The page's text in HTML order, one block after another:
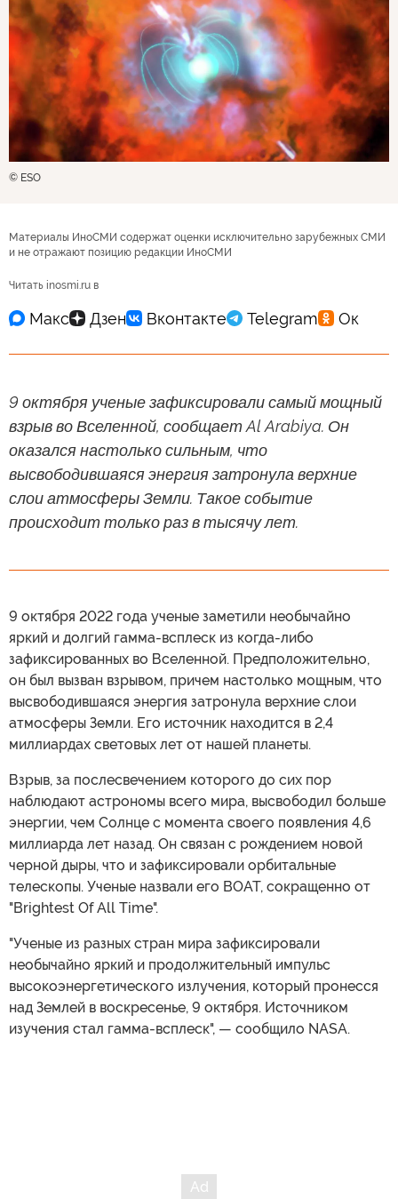
© ESO
Материалы ИноСМИ содержат оценки исключительно зарубежных СМИ
и не отражают позицию редакции ИноСМИ
Читать inosmi.ru в
9 октября ученые зафиксировали самый мощный
взрыв во Вселенной, сообщает Al Arabiya. Он
оказался настолько сильным, что
высвободившаяся энергия затронула верхние
слои атмосферы Земли. Такое событие
происходит только раз в тысячу лет.
9 октября 2022 года ученые заметили необычайно
яркий и долгий гамма-всплеск из когда-либо
зафиксированных во Вселенной. Предположительно,
он был вызван взрывом, причем настолько мощным, что
высвободившаяся энергия затронула верхние слои
атмосферы Земли. Его источник находится в 2,4
миллиардах световых лет от нашей планеты.
Взрыв, за послесвечением которого до сих пор
наблюдают астрономы всего мира, высвободил больше
энергии, чем Солнце с момента своего появления 4,6
миллиарда лет назад. Он связан с рождением новой
черной дыры, что и зафиксировали орбитальные
телескопы. Ученые назвали его BOAT, сокращенно от
"Brightest Of All Time".
"Ученые из разных стран мира зафиксировали
необычайно яркий и продолжительный импульс
высокоэнергетического излучения, который пронесся
над Землей в воскресенье, 9 октября. Источником
изучения стал гамма-всплеск", — сообщило NASA.